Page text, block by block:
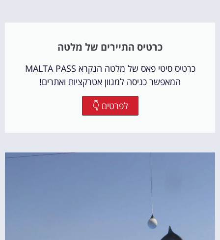
כרטיס התיירים של מלטה
כרטיס סיטי פאס של מלטה הנקרא MALTA PASS
המאפשר כניסה למגוון אטרקציות ואתרים!
לפרטים 👇